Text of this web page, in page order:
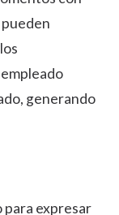
generando
para expresar